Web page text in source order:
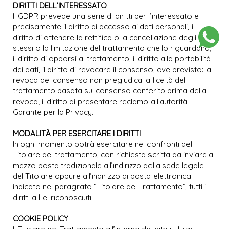
DIRITTI DELL’INTERESSATO
Il GDPR prevede una serie di diritti per l’interessato e
precisamente il diritto di accesso ai dati personali, il
diritto di ottenere la rettifica o la cancellazione degli
stessi o la limitazione del trattamento che lo riguardano,
il diritto di opporsi al trattamento, il diritto alla portabilità
dei dati, il diritto di revocare il consenso, ove previsto: la
revoca del consenso non pregiudica la liceità del
trattamento basata sul consenso conferito prima della
revoca; il diritto di presentare reclamo all’autorità
Garante per la Privacy.
MODALITÀ PER ESERCITARE I DIRITTI
In ogni momento potrà esercitare nei confronti del
Titolare del trattamento, con richiesta scritta da inviare a
mezzo posta tradizionale all’indirizzo della sede legale
del Titolare oppure all’indirizzo di posta elettronica
indicato nel paragrafo “Titolare del Trattamento”, tutti i
diritti a Lei riconosciuti.
COOKIE POLICY